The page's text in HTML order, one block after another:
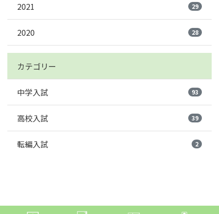
2021 29
2020 28
カテゴリー
中学入試 93
高校入試 39
転編入試 2